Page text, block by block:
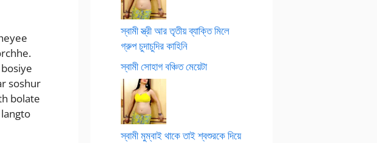
soshur
bolate
স্বামী স্ত্রী আর তৃতীয় ব্যাক্তি মিলে
গ্রুপ চুদাচুদির কাহিনি
স্বামী সোহাগ বঞ্চিত মেয়েটা
স্বামী মুম্বাই থাকে তাই শ্বশুরকে দিয়ে